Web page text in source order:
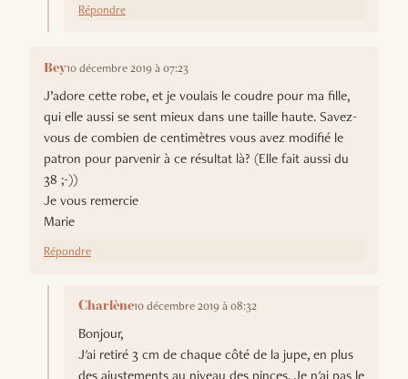
Répondre
Bey10 décembre 2019 à 07:23
J’adore cette robe, et je voulais le coudre pour ma fille,
qui elle aussi se sent mieux dans une taille haute. Savez-
vous de combien de centimètres vous avez modifié le
patron pour parvenir à ce résultat là? (Elle fait aussi du
38 ;-))
Je vous remercie
Marie
Répondre
Charlène10 décembre 2019 à 08:32
Bonjour,
J'ai retiré 3 cm de chaque côté de la jupe, en plus